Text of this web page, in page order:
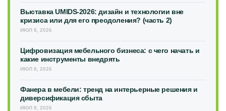
Выставка UMIDS-2026: дизайн и технологии вне
кризиса или для его преодоления? (часть 2)
ИЮЛ 8, 2026
Цифровизация мебельного бизнеса: с чего начать и
какие инструменты внедрять
ИЮЛ 8, 2026
Фанера в мебели: тренд на интерьерные решения и
диверсификация сбыта
ИЮЛ 8, 2026